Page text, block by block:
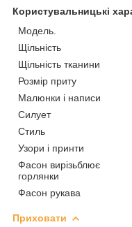
Користувальницькі
Мoдель.
Щільність
Щільність тканини
Розмір приту
Малюнки і написи
Силует
Стиль
Узори і принти
Фасон вирізьблює
горлянки
Фасон рукава
Приховати